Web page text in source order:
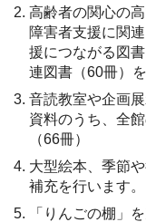
高齢者の関心の
障害者支援に関
援につながる図
連図書（60冊）
音読教室や企画
資料のうち、全
（66冊）
大型絵本、季節
補充を行います。
「りんごの棚」